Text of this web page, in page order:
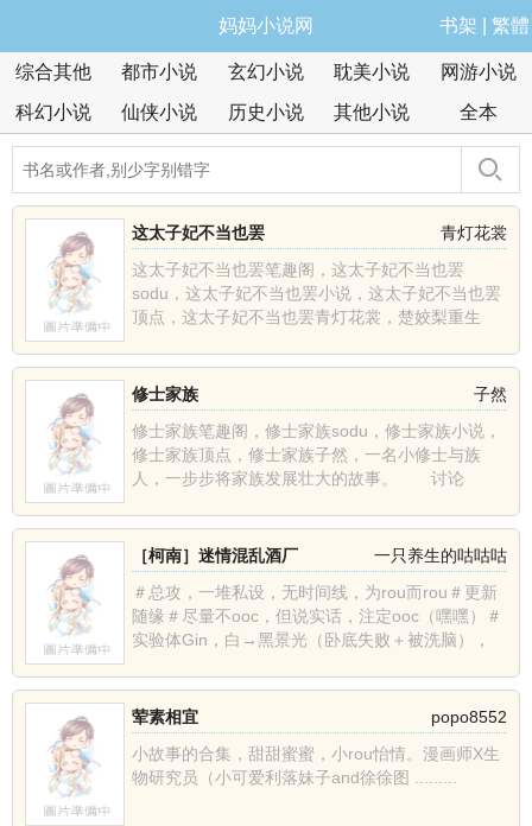
妈妈小说网 书架 繁體
综合其他 都市小说 玄幻小说 耽美小说
网游小说
科幻小说
仙侠小说 历史小说 其他小说 全本
青灯花裳
这太子妃不当也罢
这太子妃不当也罢笔趣阁，这太子妃不当也罢
sodu，这太子妃不当也罢小说，这太子妃不当也罢
顶点，这太子妃不当也罢青灯花裳，楚姣梨重生
子然
修士家族
修士家族笔趣阁，修士家族sodu，修士家族小说，
修士家族顶点，修士家族子然，一名小修士与族
人，一步步将家族发展壮大的故事。 讨论
一只养生的咕咕咕
［柯南］迷情混乱酒厂
＃总攻，一堆私设，无时间线，为rou而rou＃更新
随缘＃尽量不ooc，但说实话，注定ooc（嘿嘿）＃
实验体Gin，白→黑景光（卧底失败＋被洗脑），
popo8552
荤素相宜
小故事的合集，甜甜蜜蜜，小rou怡情。漫画师X生
物研究员（小可爱利落妹子and徐徐图 .........